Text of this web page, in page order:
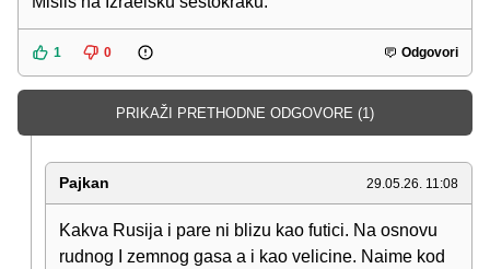
1 0 Odgovori
PRIKAŽI PRETHODNE ODGOVORE (1)
Pajkan 29.05.26. 11:08
Kakva Rusija i pare ni blizu kao futici. Na osnovu
rudnog I zemnog gasa a i kao velicine. Naime kod